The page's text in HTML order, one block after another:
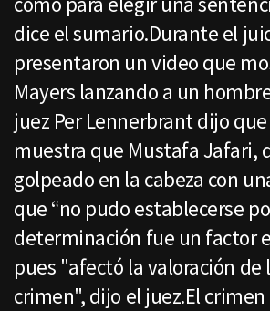
dice el sumario.Durante el
presentaron un video que
Mayers lanzando a un
juez Per Lennerbrant dijo
muestra que Mustafa Jafari,
golpeado en la cabeza con
que “no pudo establecerse
determinación fue un factor
pues "afectó la valoración de
crimen", dijo el juez.El